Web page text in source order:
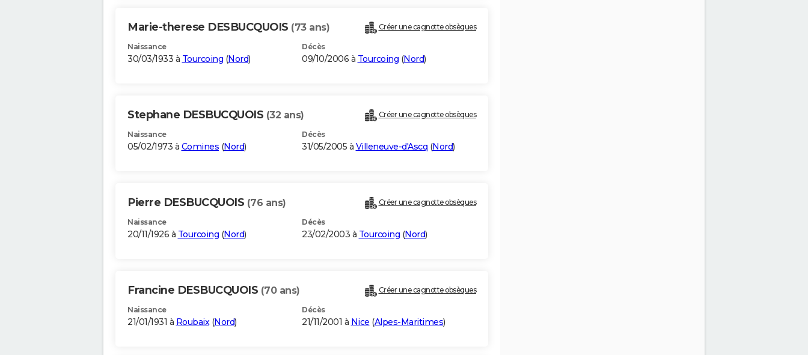
Marie-therese DESBUCQUOIS (73 ans) Créer une cagnotte obsèques
Naissance
30/03/1933 à Tourcoing (Nord)
Décès
09/10/2006 à Tourcoing (Nord)
Stephane DESBUCQUOIS (32 ans) Créer une cagnotte obsèques
Naissance
05/02/1973 à Comines (Nord)
Décès
31/05/2005 à Villeneuve-d'Ascq (Nord)
Pierre DESBUCQUOIS (76 ans) Créer une cagnotte obsèques
Naissance
20/11/1926 à Tourcoing (Nord)
Décès
23/02/2003 à Tourcoing (Nord)
Francine DESBUCQUOIS (70 ans) Créer une cagnotte obsèques
Naissance
21/01/1931 à Roubaix(Nord)
Décès
21/11/2001 à Nice (Alpes-Maritimes)